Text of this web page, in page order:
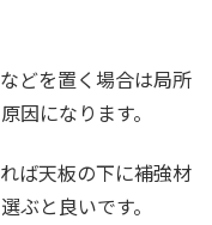
どを置く場合は局所
因になります。
ば天板の下に補強材
ぶと良いです。